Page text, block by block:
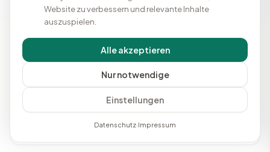
Preis ab Ab 9,9 EUR
Gegründet
Anbieter kontaktieren
Website zu verbessern und relevante Inhalte
auszuspielen.
Alle akzeptieren
Nur notwendige
Einstellungen
Datenschutz·Impressum